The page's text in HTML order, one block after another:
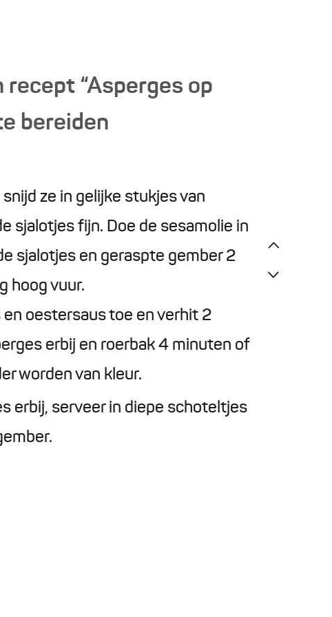
recept “Asperges op
bereiden
ze in gelijke stukjes van
sjalotjes fijn. Doe de sesamolie in
sjalotjes en geraspte gember 2
hoog vuur.
en oestersaus toe en verhit 2
erbij en roerbak 4 minuten of
worden van kleur.
erbij, serveer in diepe schoteltjes